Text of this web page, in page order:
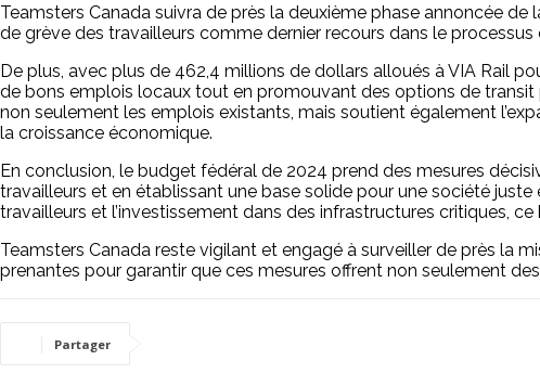
Teamsters Canada suivra de près la deuxième phase annoncée
de grève des travailleurs comme dernier recours dans le
De plus, avec plus de 462,4 millions de dollars alloués à VIA Rail
de bons emplois locaux tout en promouvant des options de
non seulement les emplois existants, mais soutient également
la croissance économique.
En conclusion, le budget fédéral de 2024 prend des mesures
travailleurs et en établissant une base solide pour une société
travailleurs et l’investissement dans des infrastructures critiques,
Teamsters Canada reste vigilant et engagé à surveiller de près la
prenantes pour garantir que ces mesures offrent non seulement
Partager